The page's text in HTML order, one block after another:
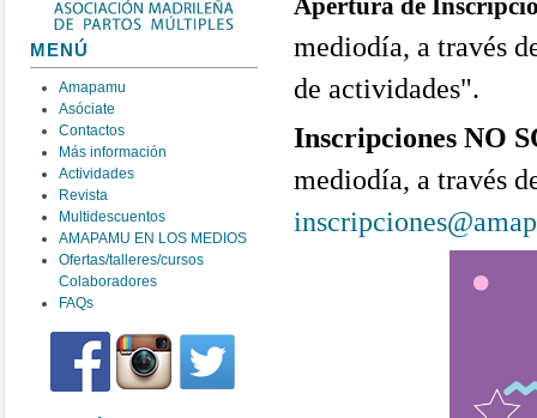
MENÚ
Amapamu
Asóciate
Contactos
Más información
Actividades
Revista
Multidescuentos
AMAPAMU EN LOS MEDIOS
Ofertas/talleres/cursos
Colaboradores
FAQs
Apertura de
mediodía, a través
de actividades".
Inscripciones NO
mediodía, a través